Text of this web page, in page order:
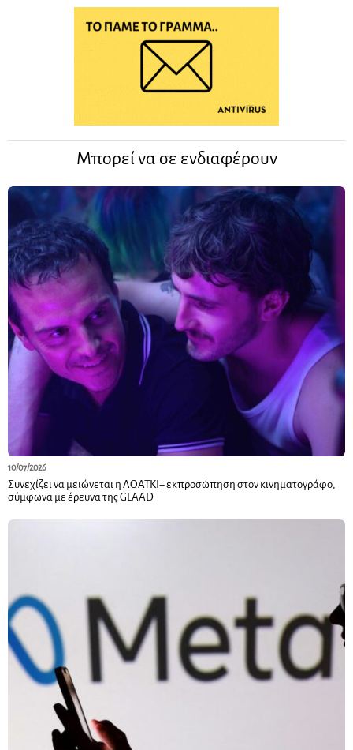
Μπορεί να σε ενδιαφέρουν
10/07/2026
Συνεχίζει να μειώνεται η ΛΟΑΤΚΙ+ εκπροσώπηση στον κινηματογράφο,
σύμφωνα με έρευνα της GLAAD